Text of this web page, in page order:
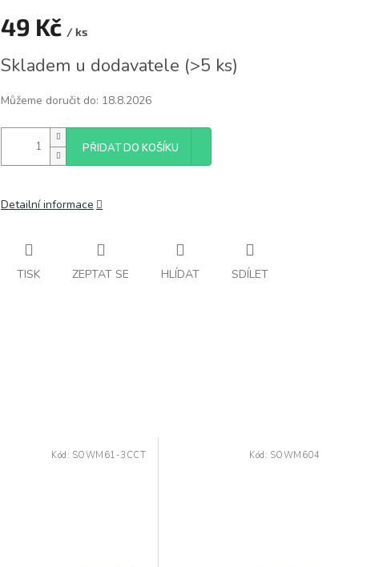
49 Kč / ks
cena:
Skladem u dodavatele (>5 ks)
Můžeme doručit do: 18.8.2026
PŘIDAT DO KOŠÍKU
Detailní informace
TISK ZEPTAT SE HLÍDAT SDÍLET
Kód: SOWM61-3CCT Kód: SOWM604